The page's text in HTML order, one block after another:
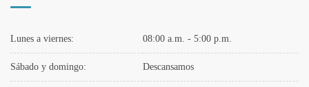
Lunes a viernes: 08:00 a.m. - 5:00 p.m.
Sábado y domingo: Descansamos